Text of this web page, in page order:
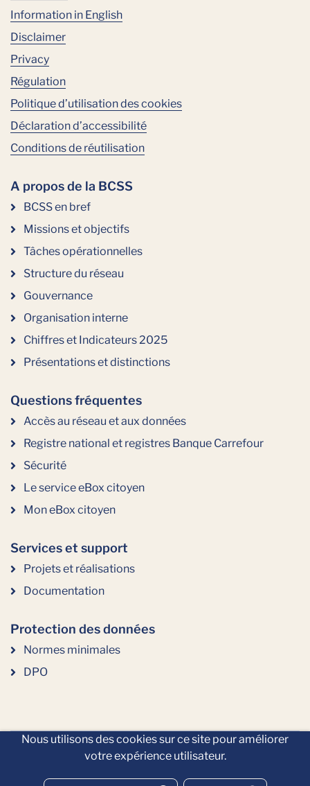
Nous utilisons des cookies sur ce site pour améliorer
votre expérience utilisateur.
Information in English
Disclaimer
Privacy
Régulation
Politique d’utilisation des cookies
Déclaration d’accessibilité
Conditions de réutilisation
A propos de la BCSS
BCSS en bref
Missions et objectifs
Tâches opérationnelles
Structure du réseau
Gouvernance
Organisation interne
Chiffres et Indicateurs 2025
Présentations et distinctions
Questions fréquentes
Accès au réseau et aux données
Registre national et registres Banque Carrefour
Sécurité
Le service eBox citoyen
Mon eBox citoyen
Services et support
Projets et réalisations
Documentation
Protection des données
Normes minimales
DPO